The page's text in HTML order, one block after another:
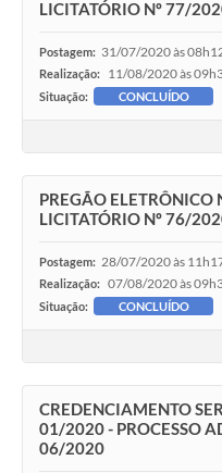
LICITATÓRIO Nº 77/
Postagem: 31/07/2020 às
Realização: 11/08/2020 às
Situação: CONCLUÍDO
PREGÃO ELETRÔNICO
LICITATÓRIO Nº 76/
Postagem: 28/07/2020 às
Realização: 07/08/2020 às
Situação: CONCLUÍDO
CREDENCIAMENTO
01/2020 - PROCESSO
06/2020